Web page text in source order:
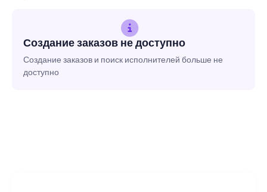
Создание заказов не доступно
Создание заказов и поиск исполнителей больше не
доступно